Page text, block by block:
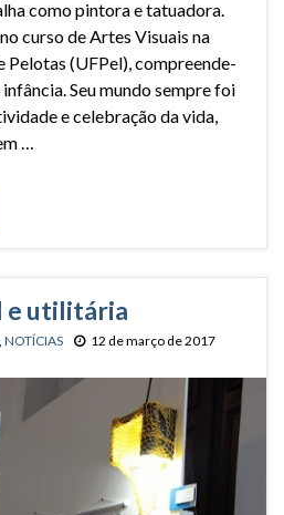
como pintora e tatuadora.
curso de Artes Visuais na
Pelotas (UFPel), compreende-
Seu mundo sempre foi
e celebração da vida,
…
e utilitária
NOTÍCIAS 12 de março de 2017